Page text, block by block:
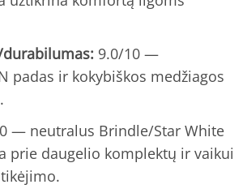
9.0/10 —
padas ir kokybiškos medžiagos
— neutralus Brindle/Star White
prie daugelio komplektų ir vaikui